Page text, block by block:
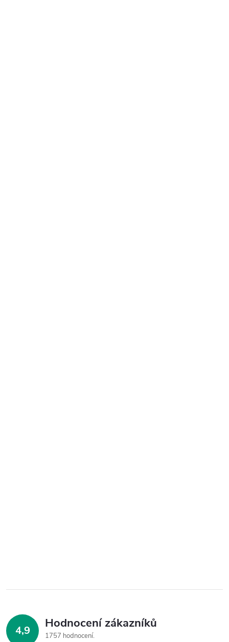
4,9 Hodnocení zákazníků
1757 hodnocení